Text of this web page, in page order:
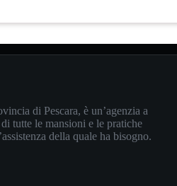
di Pescara, è un’agenzia a
tutte le mansioni e le pratiche
della quale ha bisogno.